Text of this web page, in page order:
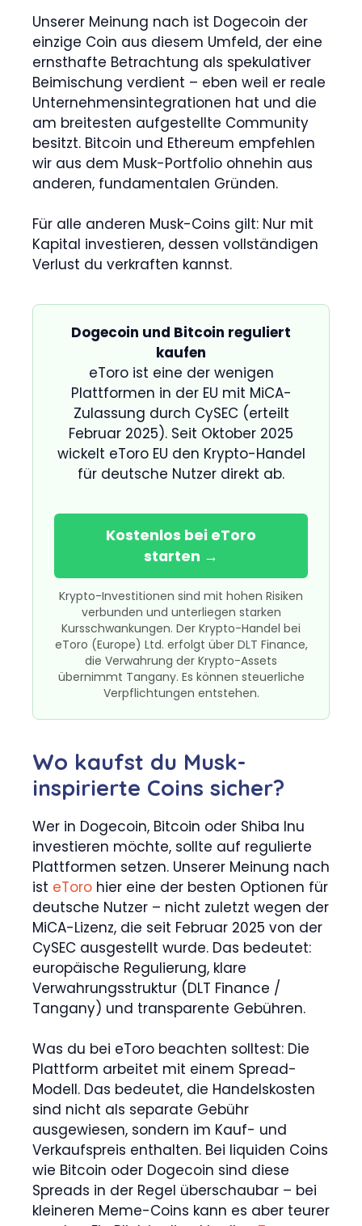
Unserer Meinung nach ist Dogecoin der
einzige Coin aus diesem Umfeld, der eine
ernsthafte Betrachtung als spekulativer
Beimischung verdient – eben weil er reale
Unternehmensintegrationen hat und die
am breitesten aufgestellte Community
besitzt. Bitcoin und Ethereum empfehlen
wir aus dem Musk-Portfolio ohnehin aus
anderen, fundamentalen Gründen.
Für alle anderen Musk-Coins gilt: Nur mit
Kapital investieren, dessen vollständigen
Verlust du verkraften kannst.
Dogecoin und Bitcoin reguliert
kaufen
eToro ist eine der wenigen
Plattformen in der EU mit MiCA-
Zulassung durch CySEC (erteilt
Februar 2025). Seit Oktober 2025
wickelt eToro EU den Krypto-Handel
für deutsche Nutzer direkt ab.
Kostenlos bei eToro
starten →
Krypto-Investitionen sind mit hohen Risiken
verbunden und unterliegen starken
Kursschwankungen. Der Krypto-Handel bei
eToro (Europe) Ltd. erfolgt über DLT Finance,
die Verwahrung der Krypto-Assets
übernimmt Tangany. Es können steuerliche
Verpflichtungen entstehen.
Wo kaufst du Musk-
inspirierte Coins sicher?
Wer in Dogecoin, Bitcoin oder Shiba Inu
investieren möchte, sollte auf regulierte
Plattformen setzen. Unserer Meinung nach
ist eToro hier eine der besten Optionen für
deutsche Nutzer – nicht zuletzt wegen der
MiCA-Lizenz, die seit Februar 2025 von der
CySEC ausgestellt wurde. Das bedeutet:
europäische Regulierung, klare
Verwahrungsstruktur (DLT Finance /
Tangany) und transparente Gebühren.
Was du bei eToro beachten solltest: Die
Plattform arbeitet mit einem Spread-
Modell. Das bedeutet, die Handelskosten
sind nicht als separate Gebühr
ausgewiesen, sondern im Kauf- und
Verkaufspreis enthalten. Bei liquiden Coins
wie Bitcoin oder Dogecoin sind diese
Spreads in der Regel überschaubar – bei
kleineren Meme-Coins kann es aber teurer